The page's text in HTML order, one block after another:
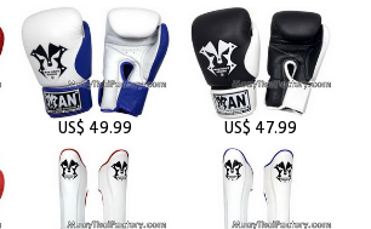
US$ 49.99 US$ 47.99